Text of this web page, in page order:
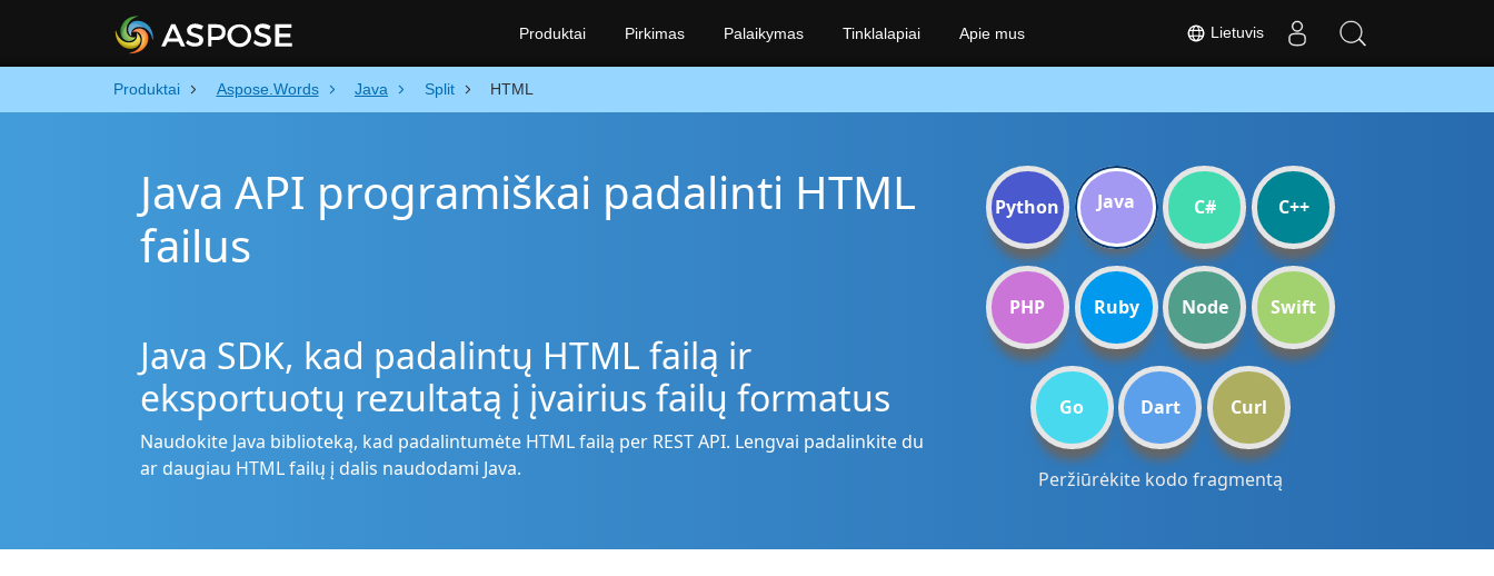
Produktai Aspose.Words Java Split HTML
Java API programiškai padalinti HTML
failus
Java SDK, kad padalintų HTML failą ir
eksportuotų rezultatą į įvairius failų formatus
Naudokite Java biblioteką, kad padalintumėte HTML failą per REST API. Lengvai padalinkite du
ar daugiau HTML failų į dalis naudodami Java.
Python Java C# C++
PHP Ruby Node Swift
Go Dart Curl
Peržiūrėkite kodo fragmentą
Lietuvis
Produktai Pirkimas Palaikymas Tinklalapiai Apie mus